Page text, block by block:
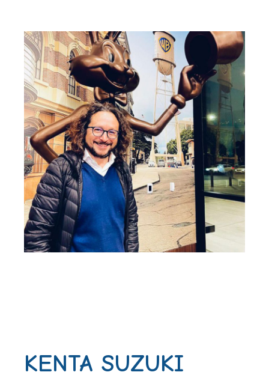
KENTA SUZUKI